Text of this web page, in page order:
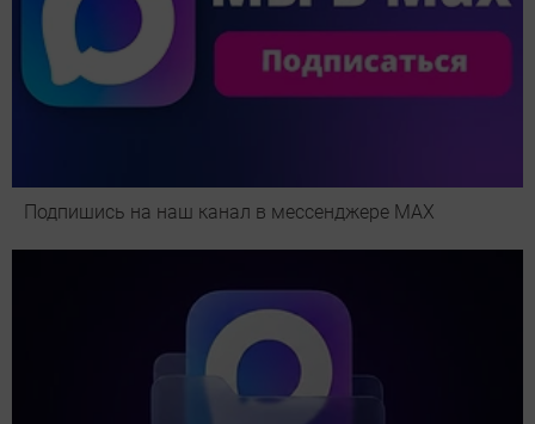
Подпишись на наш канал в мессенджере МАХ